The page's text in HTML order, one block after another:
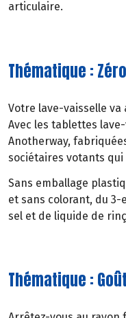
articulaire.
Thématique :
Votre lave-vaisselle va
Avec les tablettes
Anotherway,
sociétaires votants
​Sans emballage
et sans colorant, du 3-
sel et de liquide de
Thématique :